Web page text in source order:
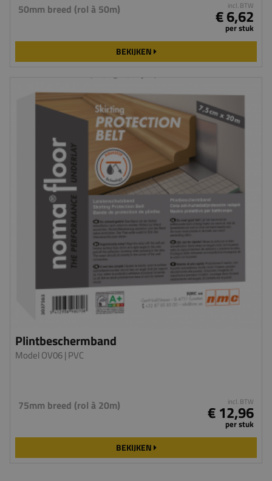
50mm breed (rol à 50m) incl. BTW
€ 6,62
per stuk
BEKIJKEN
Plintbeschermband
Model OV06| PVC
75mm breed (rol à 20m) incl. BTW
€ 12,96
per stuk
BEKIJKEN